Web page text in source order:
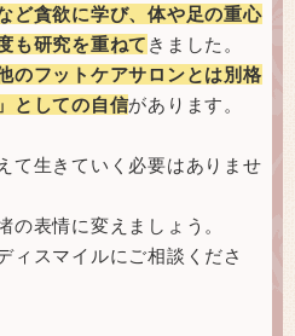
ど貪欲に学び、体や足の重心
も研究を重ねて きました。
のフットケアサロンとは別格
としての自信があります。
て生きていく必要はありませ
の表情に変えましょう。
ィスマイルにご相談くださ